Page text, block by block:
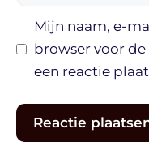
Mijn naam, e-
browser voor
een reactie